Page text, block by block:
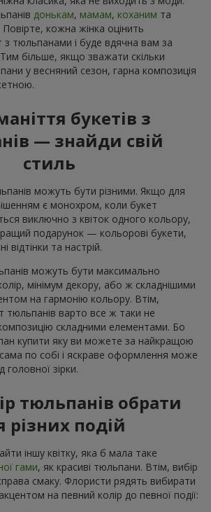
донькам, мамам, коханим та
Повірте, кожна жінка оцінить
з тюльпанами і буде вдячна вам за
Тим більше, якщо зважати скільки
у весняний сезон, гарна композиція
букетів з
— знайди свій
стиль
можуть бути різними. Якщо для
є монохром, коли букет
виключно з квіток одного кольору,
подарунок — кольорові букети,
відтінки та настрій.
можуть бути максимально
мінімум декору, або ж складнішими
на гармонію кольору. Втім,
тюльпанів варто все ж таки не
складними елементами. Бо
купити яку ви можете за найкращою
по собі і яскраве оформлення може
головної зірки.
тюльпанів обрати
різних подій
іншу квітку, яка б мала таке
гами, як красиві тюльпани. Втім, вибір
смаку. Флористи рядять вибирати
на певний колір до певної події: